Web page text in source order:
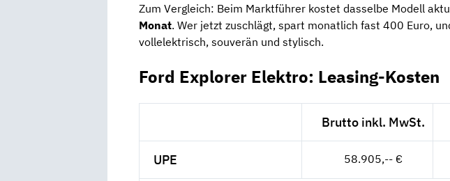
Zum Vergleich: Beim Marktführer kostet dasselbe Modell
Monat. Wer jetzt zuschlägt, spart monatlich fast 400 Euro,
vollelektrisch, souverän und stylisch.
Ford Explorer Elektro: Leasing-Kosten
Brutto inkl. MwSt.
UPE 58.905,-- €